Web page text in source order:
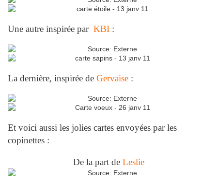
Une autre inspirée par KBI :
La dernière, inspirée de Gervaise :
Et voici aussi les jolies cartes envoyées par les
copinettes :
De la part de Leslie